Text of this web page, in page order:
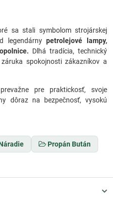
sa stali symbolom strojárskej
legendárnypetrolejové lampy,
Dlhá tradícia, technický
spokojnosti zákazníkov a
pre praktickosť, svoje
dôraz na bezpečnosť, vysokú
Propán Bután